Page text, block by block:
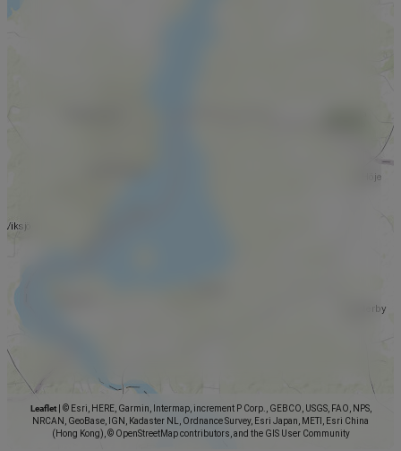
Leaflet
© Esri, HERE, Garmin, Intermap, increment P Corp., GEBCO, USGS, FAO, NPS,
NRCAN, GeoBase, IGN, Kadaster NL, Ordnance Survey, Esri Japan, METI, Esri China
(Hong Kong), © OpenStreetMap contributors, and the GIS User Community